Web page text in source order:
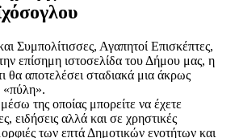
Συμπολίτισσες, Αγαπητοί Επισκέπτες,
επίσημη ιστοσελίδα του Δήμου μας, η
θα αποτελέσει σταδιακά μια άκρως
«πύλη».
της οποίας μπορείτε να έχετε
ειδήσεις αλλά και σε χρηστικές
των επτά Δημοτικών ενοτήτων και